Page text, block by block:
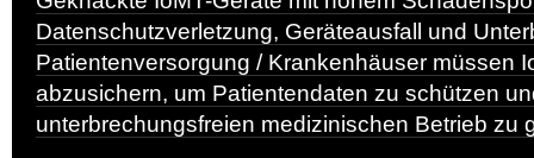
Datenschutzverletzung, Geräteausfall und
Patientenversorgung / Krankenhäuser müssen
abzusichern, um Patientendaten zu schützen
unterbrechungsfreien medizinischen Betrieb zu